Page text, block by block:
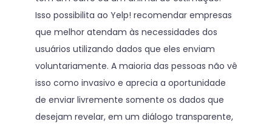
Isso possibilita ao Yelp! recomendar empresas
que melhor atendam às necessidades dos
usuários utilizando dados que eles enviam
voluntariamente. A maioria das pessoas não vê
isso como invasivo e aprecia a oportunidade
de enviar livremente somente os dados que
desejam revelar, em um diálogo transparente,